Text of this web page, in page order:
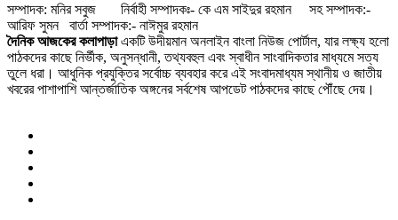
সম্পাদক: মনির সবুজ নির্বাহী সম্পাদকঃ- কে এম সাইদুর রহমান সহ সম্পাদক:-
আরিফ সুমন বার্তা সম্পাদক:- নাঈমুর রহমান
দৈনিক আজকের কলাপাড়াএকটি উদীয়মান অনলাইন বাংলা নিউজ পোর্টাল, যার লক্ষ্য হলো
পাঠকদের কাছে নির্ভীক, অনুসন্ধানী, তথ্যবহুল এবং স্বাধীন সাংবাদিকতার মাধ্যমে সত্য
তুলে ধরা। আধুনিক প্রযুক্তির সর্বোচ্চ ব্যবহার করে এই সংবাদমাধ্যম স্থানীয় ও জাতীয়
খবরের পাশাপাশি আন্তর্জাতিক অঙ্গনের সর্বশেষ আপডেট পাঠকদের কাছে পৌঁছে দেয়।